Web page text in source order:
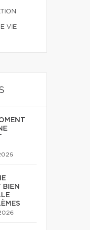
VIE
BIEN